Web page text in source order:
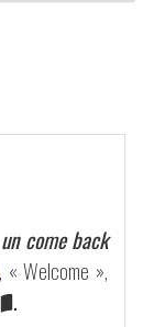
come back
, « Welcome »,
.